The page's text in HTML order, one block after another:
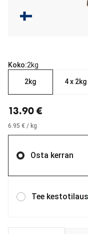
Koko:2kg
2kg 4 x 2kg
13.90 €
6.95 € / kg
Osta kerran
Tee kestotilaus